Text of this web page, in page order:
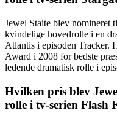
Jewel Staite blev nomineret
kvindelige hovedrolle i en
Atlantis i episoden Tracker.
Award i 2008 for bedste
ledende dramatisk rolle i
Hvilken pris blev
rolle i tv-serien Flash